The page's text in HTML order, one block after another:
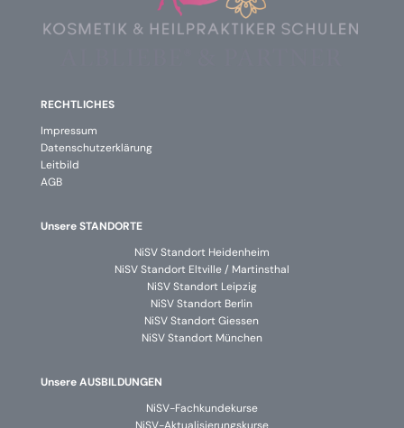
RECHTLICHES
Impressum
Datenschutzerklärung
Leitbild
AGB
Unsere STANDORTE
NiSV Standort Heidenheim
NiSV Standort Eltville / Martinsthal
NiSV Standort Leipzig
NiSV Standort Berlin
NiSV Standort Giessen
NiSV Standort München
Unsere AUSBILDUNGEN
NiSV-Fachkundekurse